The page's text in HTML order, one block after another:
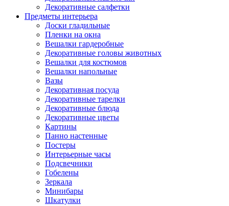
Декоративные салфетки
Предметы интерьера
Доски гладильные
Пленки на окна
Вешалки гардеробные
Декоративные головы животных
Вешалки для костюмов
Вешалки напольные
Вазы
Декоративная посуда
Декоративные тарелки
Декоративные блюда
Декоративные цветы
Картины
Панно настенные
Постеры
Интерьерные часы
Подсвечники
Гобелены
Зеркала
Минибары
Шкатулки